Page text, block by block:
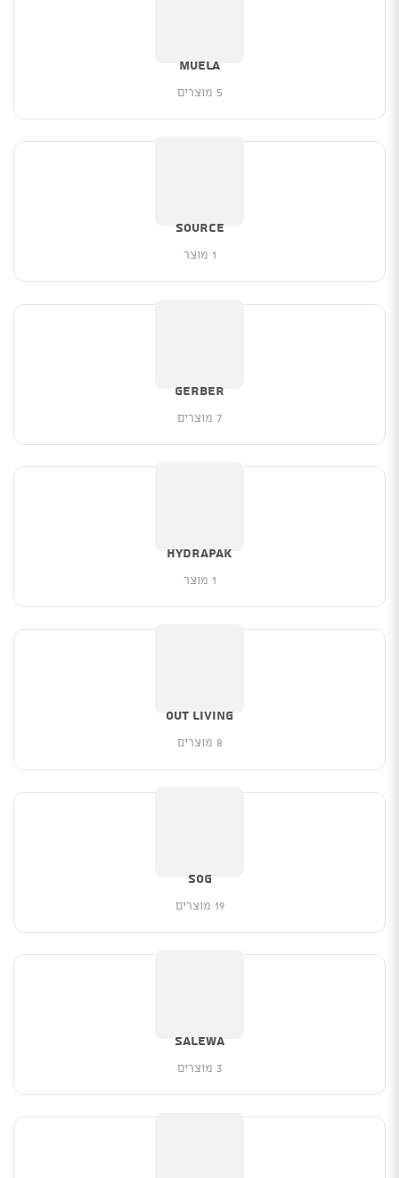
MUELA
5 מוצרים
Source
1 מוצר
Gerber
7 מוצרים
HYDRAPAK
1 מוצר
OUT LIVING
8 מוצרים
SOG
19 מוצרים
salewa
3 מוצרים